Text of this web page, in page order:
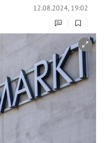
12.08.2024, 19:02